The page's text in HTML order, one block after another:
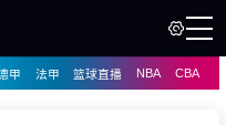
甲 法甲 篮球直播 NBA CBA